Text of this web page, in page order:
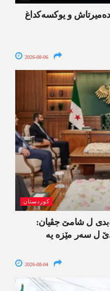
و یوکسەکداغ
2026-08-06
کوردستان
ل شامێ جڤیان:
ل سەر مێزە یە
2026-08-04